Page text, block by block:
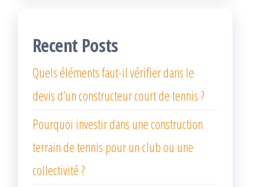
Recent Posts
Quels éléments faut-il vérifier dans le
devis d’un constructeur court de tennis ?
Pourquoi investir dans une construction
terrain de tennis pour un club ou une
collectivité ?